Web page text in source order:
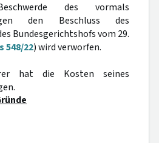
des vormals
den Beschluss des
Bundesgerichtshofs vom 29.
548/22) wird verworfen.
hat die Kosten seines